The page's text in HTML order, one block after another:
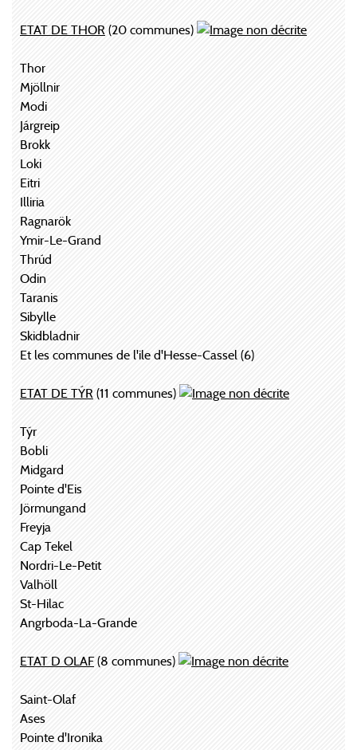
ETAT DE THOR (20 communes)
Thor
Mjöllnir
Modi
Járgreip
Brokk
Loki
Eitri
Illiria
Ragnarök
Ymir-Le-Grand
Thrúd
Odin
Taranis
Sibylle
Skidbladnir
Et les communes de l'ile d'Hesse-Cassel (6)
ETAT DE TÝR (11 communes)
Týr
Bobli
Midgard
Pointe d'Eis
Jörmungand
Freyja
Cap Tekel
Nordri-Le-Petit
Valhöll
St-Hilac
Angrboda-La-Grande
ETAT D OLAF(8 communes)
Saint-Olaf
Ases
Pointe d'Ironika